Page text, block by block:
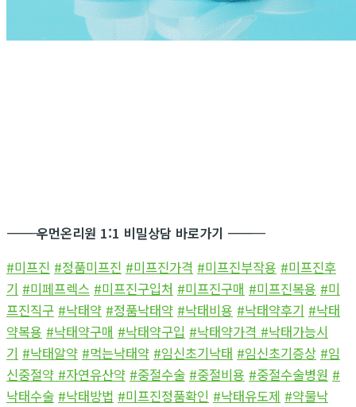
―――――――――――우먼온리원 1:1 비밀상담 바로가기 ―――――――――――
#미프진 #정품미프진 #미프진가격 #미프진부작용 #미프진후
기 #미페프렉스 #미프진구입처 #미프진구매 #미프진복용 #미
프진직구 #낙태약 #정품낙태약 #낙태비용 #낙태약후기 #낙태
약복용 #낙태약구매 #낙태약구입 #낙태약가격 #낙태가능시
기 #낙태알약 #먹는낙태약 #임신초기낙태 #임신초기증상 #임
신중절약 #자연유산약 #중절수술 #중절비용 #중절수술병원 #
낙태수술 #낙태방법 #미프진정품확인 #낙태유도제 #약물낙